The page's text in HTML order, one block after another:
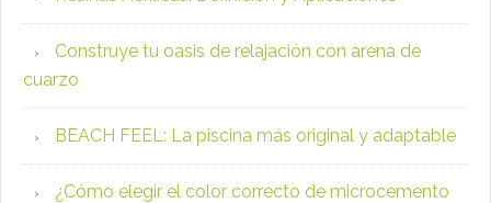
Construye tu oasis de relajación con arena de
cuarzo
BEACH FEEL: La piscina más original y adaptable
¿Cómo elegir el color correcto de microcemento